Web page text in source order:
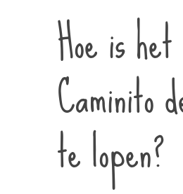
Hoe is
Caminito
te lopen?